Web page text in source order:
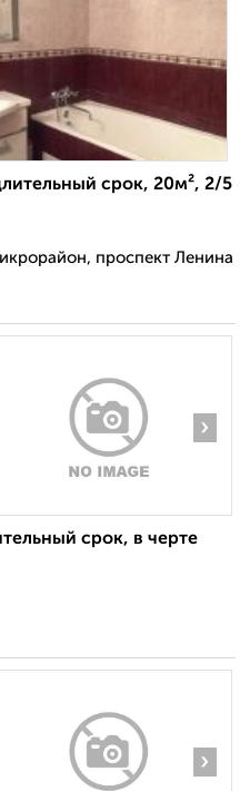
срок, 20м², 2/5
проспект Ленина
›
срок, в черте
›